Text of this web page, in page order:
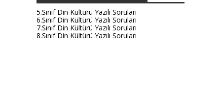
5.Sınıf Din Kültürü Yazılı Soruları
6.Sınıf Din Kültürü Yazılı Soruları
7.Sınıf Din Kültürü Yazılı Soruları
8.Sınıf Din Kültürü Yazılı Soruları